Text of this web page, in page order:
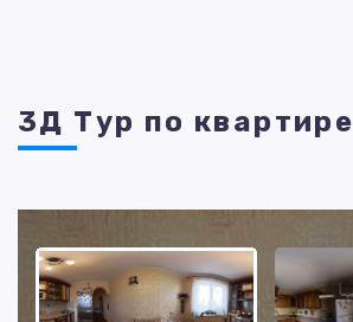
3Д Тур по квартире